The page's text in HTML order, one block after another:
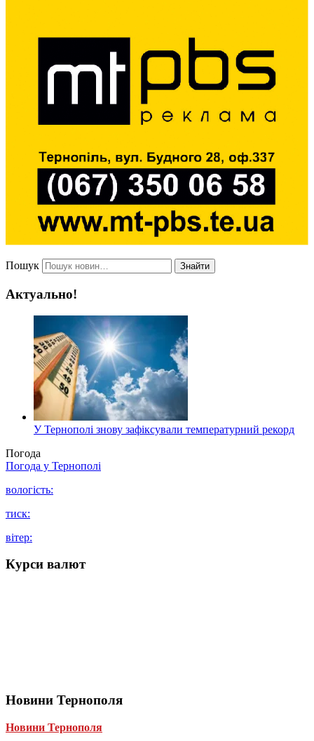
Пошук Знайти
Актуально!
У Тернополі знову зафіксували температурний рекорд
Погода
Погода у Тернополі
вологість:
тиск:
вітер:
Курси валют
Новини Тернополя
Новини Тернополя